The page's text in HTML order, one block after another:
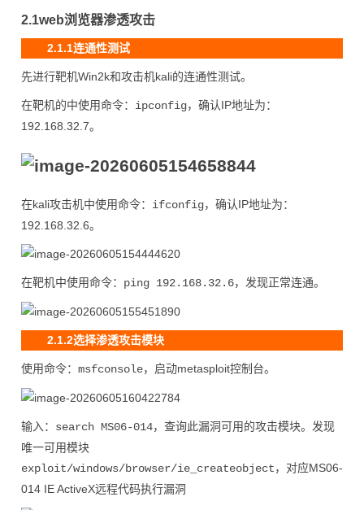
2.1web浏览器渗透攻击
2.1.1连通性测试
先进行靶机Win2k和攻击机kali的连通性测试。
在靶机的中使用命令： ipconfig，确认IP地址为：
192.168.32.7。
在kali攻击机中使用命令： ifconfig，确认IP地址为：
192.168.32.6。
在靶机中使用命令： ping 192.168.32.6，发现正常连通。
2.1.2选择渗透攻击模块
使用命令： msfconsole，启动metasploit控制台。
输入： search MS06-014，查询此漏洞可用的攻击模块。发现
唯一可用模块
exploit/windows/browser/ie_createobject，对应MS06-
014 IE ActiveX远程代码执行漏洞